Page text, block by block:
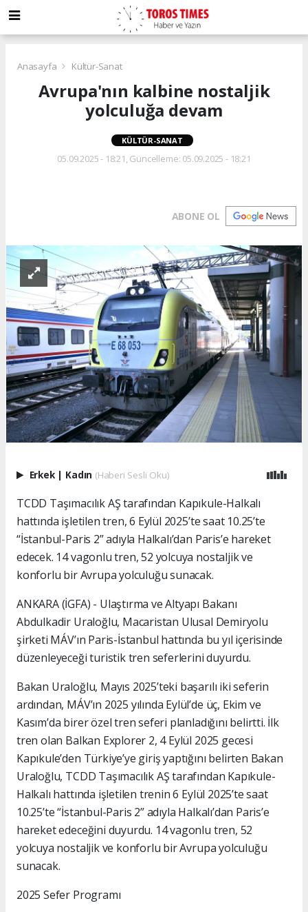
Anasayfa Kültür-Sanat
Avrupa'nın kalbine nostaljik
yolculuğa devam
KÜLTÜR-SANAT
05.09.2025 - 18:21, Güncelleme: 05.09.2025 - 18:21
ABONE OL
Erkek Kadın (Haberi Sesli Oku)
TCDD Taşımacılık AŞ tarafından Kapıkule-Halkalı
hattında işletilen tren, 6 Eylül 2025’te saat 10.25’te
“İstanbul-Paris 2” adıyla Halkalı’dan Paris’e hareket
edecek. 14 vagonlu tren, 52 yolcuya nostaljik ve
konforlu bir Avrupa yolculuğu sunacak.
ANKARA (İGFA) - Ulaştırma ve Altyapı Bakanı
Abdulkadir Uraloğlu, Macaristan Ulusal Demiryolu
şirketi MÁV’ın Paris-İstanbul hattında bu yıl içerisinde
düzenleyeceği turistik tren seferlerini duyurdu.
Bakan Uraloğlu, Mayıs 2025’teki başarılı iki seferin
ardından, MÁV’ın 2025 yılında Eylül’de üç, Ekim ve
Kasım’da birer özel tren seferi planladığını belirtti. İlk
tren olan Balkan Explorer 2, 4 Eylül 2025 gecesi
Kapıkule’den Türkiye’ye giriş yaptığını belirten Bakan
Uraloğlu, TCDD Taşımacılık AŞ tarafından Kapıkule-
Halkalı hattında işletilen trenin 6 Eylül 2025’te saat
10.25’te “İstanbul-Paris 2” adıyla Halkalı’dan Paris’e
hareket edeceğini duyurdu. 14 vagonlu tren, 52
yolcuya nostaljik ve konforlu bir Avrupa yolculuğu
sunacak.
2025 Sefer Programı